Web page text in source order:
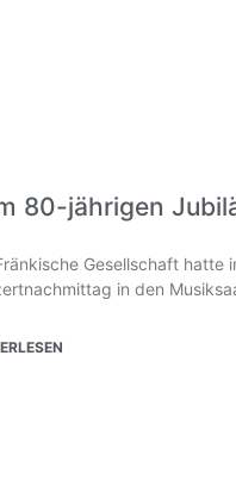
80-jährigen
Gesellschaft hatte
in den